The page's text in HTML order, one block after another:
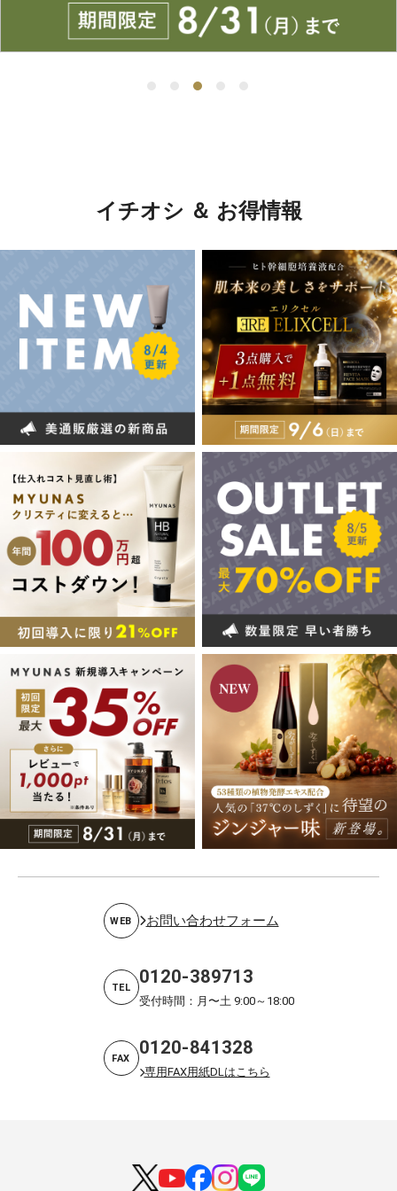
イチオシ ＆ お得情報
WEB お問い合わせフォーム
TEL 0120-389713
受付時間：月〜土 9:00～18:00
FAX 0120-841328
専用FAX用紙DLはこちら